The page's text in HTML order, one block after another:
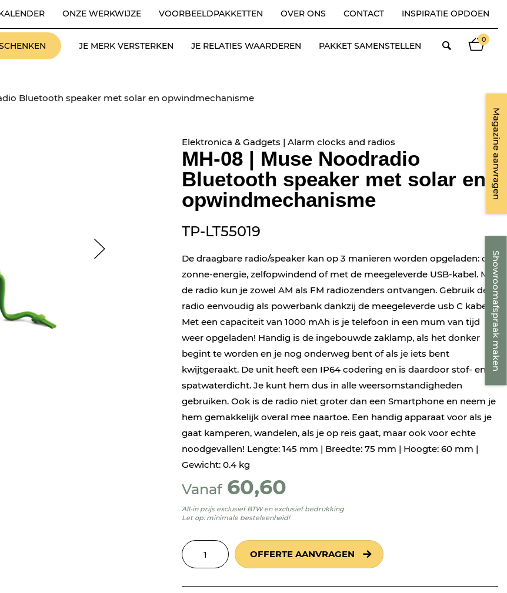
ONZE WERKWIJZE VOORBEELDPAKKETTEN OVER ONS CONTACT INSPIRATIE OPDOEN
JE MERK VERSTERKEN JE RELATIES WAARDEREN PAKKET SAMENSTELLEN
0
Bluetooth speaker met solar en opwindmechanisme
Elektronica & Gadgets | Alarm clocks and radios
MH-08 | Muse Noodradio
Bluetooth speaker met solar en
opwindmechanisme
TP-LT55019
De draagbare radio/speaker kan op 3 manieren worden opgeladen: op
zonne-energie, zelfopwindend of met de meegeleverde USB-kabel. Met
de radio kun je zowel AM als FM radiozenders ontvangen. Gebruik de
radio eenvoudig als powerbank dankzij de meegeleverde usb C kabel.
Met een capaciteit van 1000 mAh is je telefoon in een mum van tijd
weer opgeladen! Handig is de ingebouwde zaklamp, als het donker
begint te worden en je nog onderweg bent of als je iets bent
kwijtgeraakt. De unit heeft een IP64 codering en is daardoor stof- en
spatwaterdicht. Je kunt hem dus in alle weersomstandigheden
gebruiken. Ook is de radio niet groter dan een Smartphone en neem je
hem gemakkelijk overal mee naartoe. Een handig apparaat voor als je
gaat kamperen, wandelen, als je op reis gaat, maar ook voor echte
noodgevallen! Lengte: 145 mm | Breedte: 75 mm | Hoogte: 60 mm |
Gewicht: 0.4 kg
Vanaf 60,60
All-in prijs exclusief BTW en exclusief bedrukking
Let op: minimale besteleenheid!
OFFERTE AANVRAGEN
Magazine aanvragen
Showroomafspraak maken